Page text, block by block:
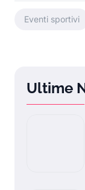
Eventi sportivi
Ultime